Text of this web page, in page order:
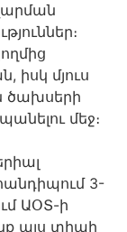
իսկ մյուս
ծախսերի
մեջ։
3-
ԱՕՏ-ի
այս տիպի